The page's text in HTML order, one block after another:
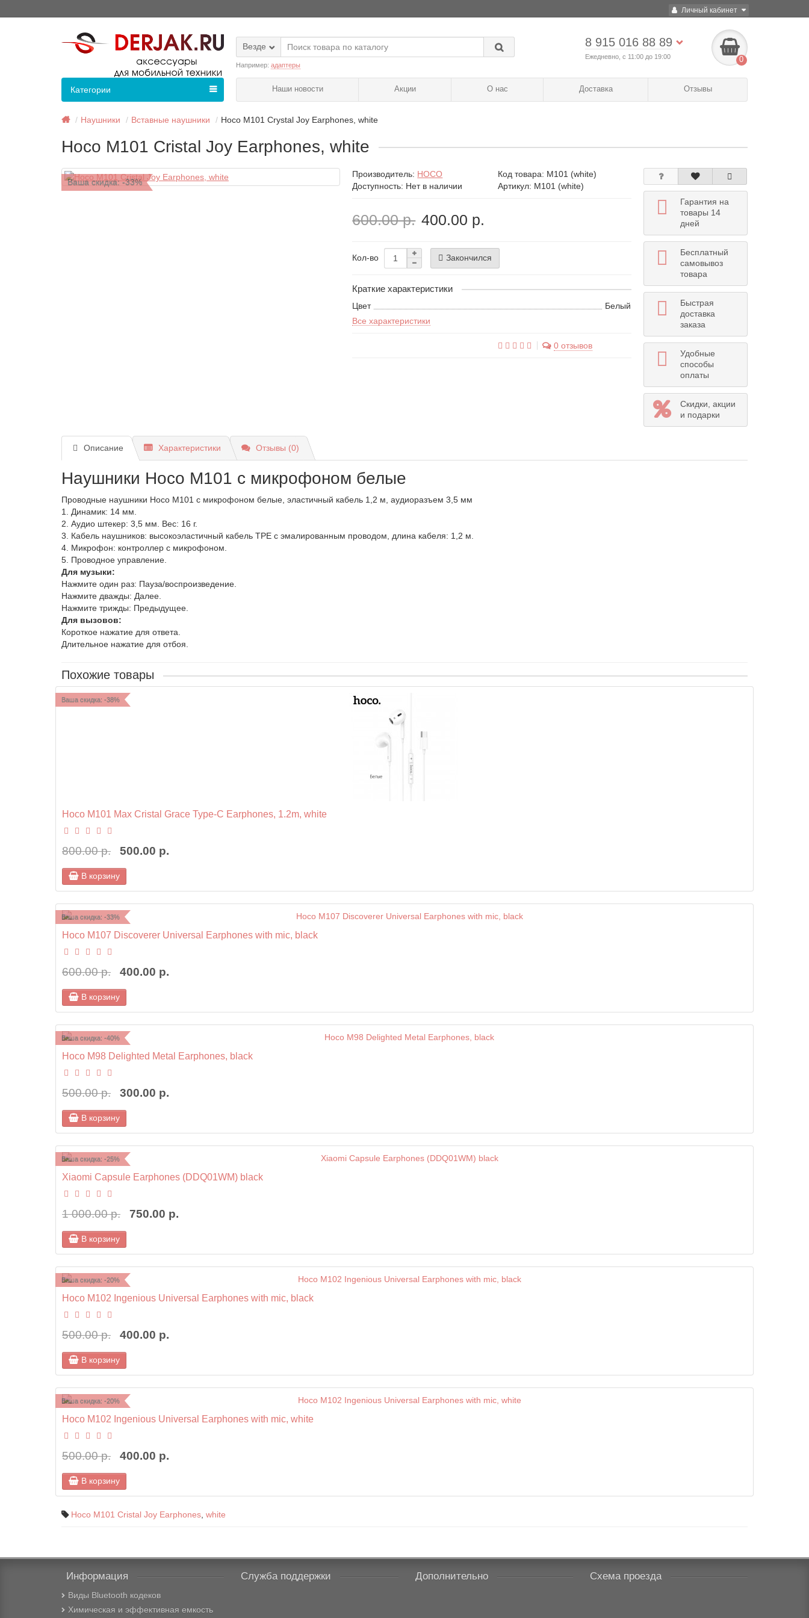
Личный кабинет
8 915 016 88 89
Ежедневно, с 11:00 до 19:00 0
Везде
Например: адаптеры
Наши новости Акции О нас Доставка Отзывы
Категории
Наушники Вставные наушники Hoco M101 Crystal Joy Earphones, white
Hoco M101 Cristal Joy Earphones, white
Ваша скидка: -33%
Производитель: HOCO Код товара: M101 (white)
Доступность: Нет в наличии
Артикул: M101 (white)
600.00 р. 400.00 р.
Кол-во Закончился
Краткие характеристики
Цвет
Белый
Все характеристики
0 отзывов
Гарантия на
товары 14
дней
Бесплатный
самовывоз
товара
Быстрая
доставка
заказа
Удобные
способы
оплаты
Скидки, акции
и подарки
Описание Характеристики Отзывы (0)
Наушники Hoco M101 с микрофоном белые
Проводные наушники Hoco M101 с микрофоном белые, эластичный кабель 1,2 м, аудиоразъем 3,5 мм
1. Динамик: 14 мм.
2. Аудио штекер: 3,5 мм. Вес: 16 г.
3. Кабель наушников: высокоэластичный кабель TPE с эмалированным проводом, длина кабеля: 1,2 м.
4. Микрофон: контроллер с микрофоном.
5. Проводное управление.
Для музыки:
Нажмите один раз: Пауза/воспроизведение.
Нажмите дважды: Далее.
Нажмите трижды: Предыдущее.
Для вызовов:
Короткое нажатие для ответа.
Длительное нажатие для отбоя.
Похожие товары
Ваша скидка: -38%
Hoco M101 Max Cristal Grace Type-C Earphones, 1.2m, white
800.00 р. 500.00 р.
В корзину
Ваша скидка: -33%
Hoco M107 Discoverer Universal Earphones with mic, black
600.00 р. 400.00 р.
В корзину
Ваша скидка: -40%
Hoco M98 Delighted Metal Earphones, black
500.00 р. 300.00 р.
В корзину
Ваша скидка: -25%
Xiaomi Capsule Earphones (DDQ01WM) black
1 000.00 р. 750.00 р.
В корзину
Ваша скидка: -20%
Hoco M102 Ingenious Universal Earphones with mic, black
500.00 р. 400.00 р.
В корзину
Ваша скидка: -20%
Hoco M102 Ingenious Universal Earphones with mic, white
500.00 р. 400.00 р.
В корзину
Hoco M101 Cristal Joy Earphones white
Информация
Виды Bluetooth кодеков
Химическая и эффективная емкость
Служба поддержки Дополнительно Схема проезда